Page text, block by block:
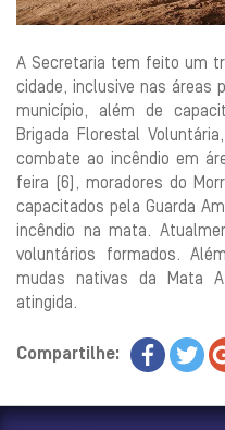
A Secretaria tem feito um
cidade, inclusive nas áreas
município, além de
Brigada Florestal
combate ao incêndio em
feira (6), moradores do
capacitados pela Guarda
incêndio na mata.
voluntários formados.
mudas nativas da Mata
atingida.
Compartilhe: